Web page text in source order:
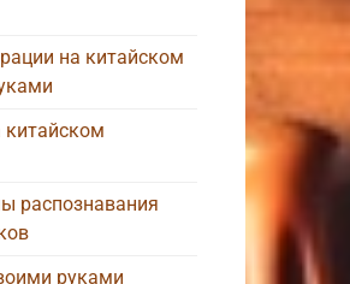
на китайском
китайском
распознавания
руками